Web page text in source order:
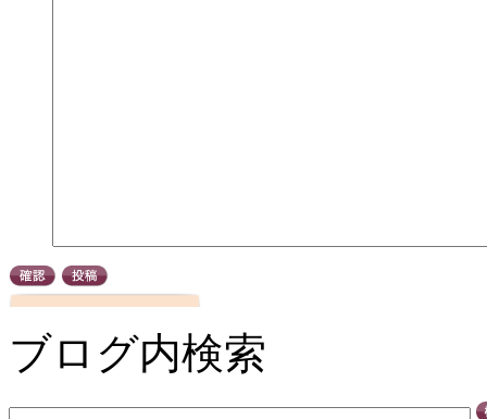
ブログ内検索